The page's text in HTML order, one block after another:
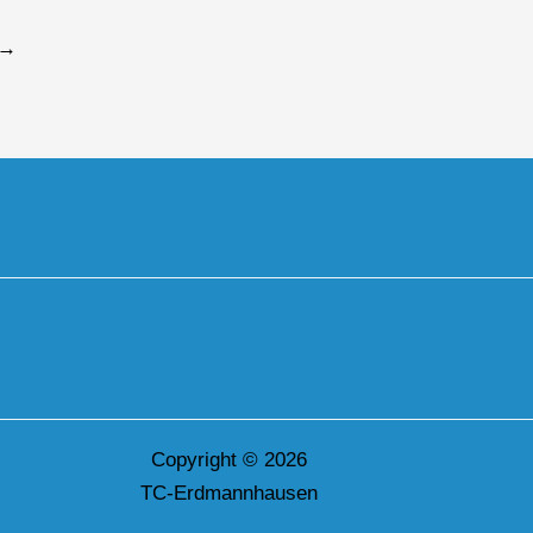
→
Copyright © 2026
TC-Erdmannhausen